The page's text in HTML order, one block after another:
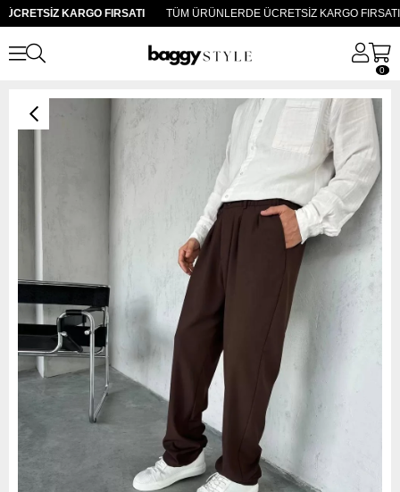
KARGO FIRSATI TÜM ÜRÜNLERDE ÜCRETSİZ KARGO FIRSATI
0